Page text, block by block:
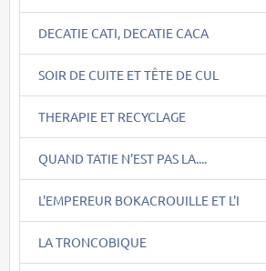
DECATIE CATI, DECATIE CACA
SOIR DE CUITE ET TÊTE DE CUL
THERAPIE ET RECYCLAGE
QUAND TATIE N'EST PAS LA....
L'EMPEREUR BOKACROUILLE ET L'I
LA TRONCOBIQUE